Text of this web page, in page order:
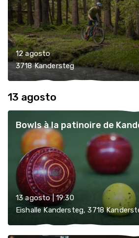
12 agosto
3718 Kandersteg
13 agosto
Bowls à la patinoire de
13 agosto | 19:30
Eishalle Kandersteg, 3718